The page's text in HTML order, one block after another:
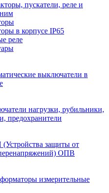
пускатели, реле и
в корпусе IP65
реле
выключатели в
нагрузки, рубильники,
предохранители
защиты от
ОПВ
измерительные